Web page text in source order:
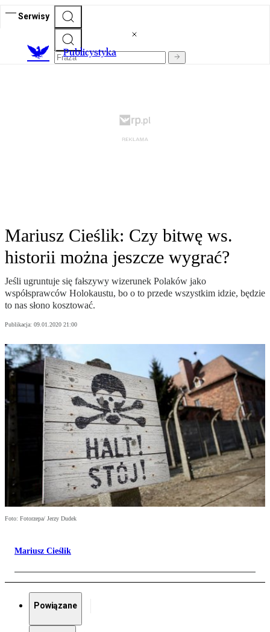
Serwisy
Publicystyka
Mariusz Cieślik: Czy bitwę ws.
historii można jeszcze wygrać?
Jeśli ugruntuje się fałszywy wizerunek Polaków jako
współsprawców Holokaustu, bo o to przede wszystkim idzie, będzie
to nas słono kosztować.
Publikacja: 09.01.2020 21:00
Foto: Fotorzepa/ Jerzy Dudek
Mariusz Cieślik
Powiązane